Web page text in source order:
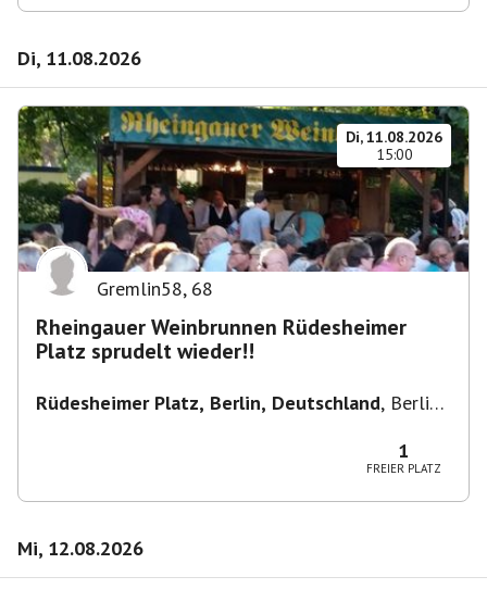
Di, 11.08.2026
Di, 11.08.2026
15:00
Gremlin58, 68
Rheingauer Weinbrunnen Rüdesheimer
Platz sprudelt wieder!!
Rüdesheimer Platz, Berlin, Deutschland, Berlin-
1
FREIER PLATZ
Mi, 12.08.2026